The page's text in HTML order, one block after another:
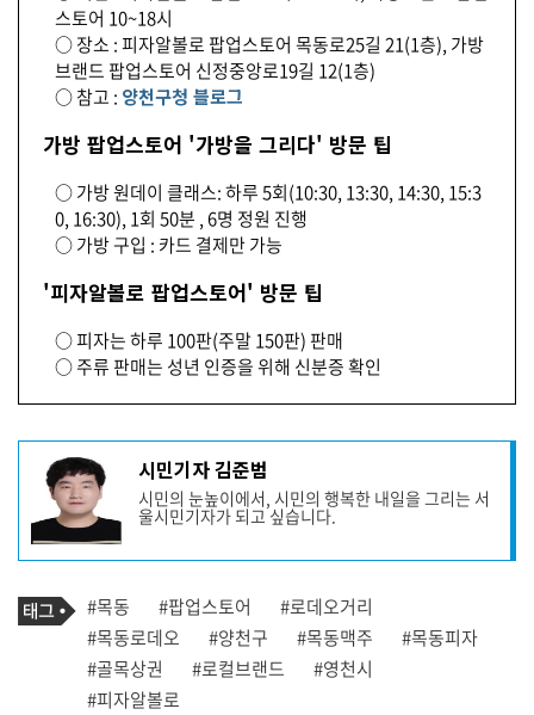
스토어 10~18시
○ 장소 : 피자알볼로 팝업스토어 목동로25길 21(1층), 가방
브랜드 팝업스토어 신정중앙로19길 12(1층)
○ 참고 : 양천구청 블로그
가방 팝업스토어 '가방을 그리다' 방문 팁
○ 가방 원데이 클래스: 하루 5회(10:30, 13:30, 14:30, 15:3
0, 16:30), 1회 50분 , 6명 정원 진행
○ 가방 구입 : 카드 결제만 가능
'피자알볼로 팝업스토어' 방문 팁
○ 피자는 하루 100판(주말 150판) 판매
○ 주류 판매는 성년 인증을 위해 신분증 확인
사
성
자
프
필
시민기자 김준범
시민의 눈높이에서, 시민의 행복한 내일을 그리는 서
울시민기자가 되고 싶습니다.
기
사
관
련
태
그
태
그
#목동 #팝업스토어
#로데오거리
#목동로데오
#양천구 #목동맥주
#목동피자
#골목상권
#로컬브랜드
#영천시
#피자알볼로